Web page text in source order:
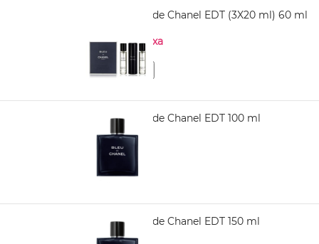
CHANEL Bleu de Chanel EDT (3X20 ml) 60 ml
Нема на залиха
CHANEL Bleu de Chanel EDT 100 ml
9.250,00
CHANEL Bleu de Chanel EDT 150 ml